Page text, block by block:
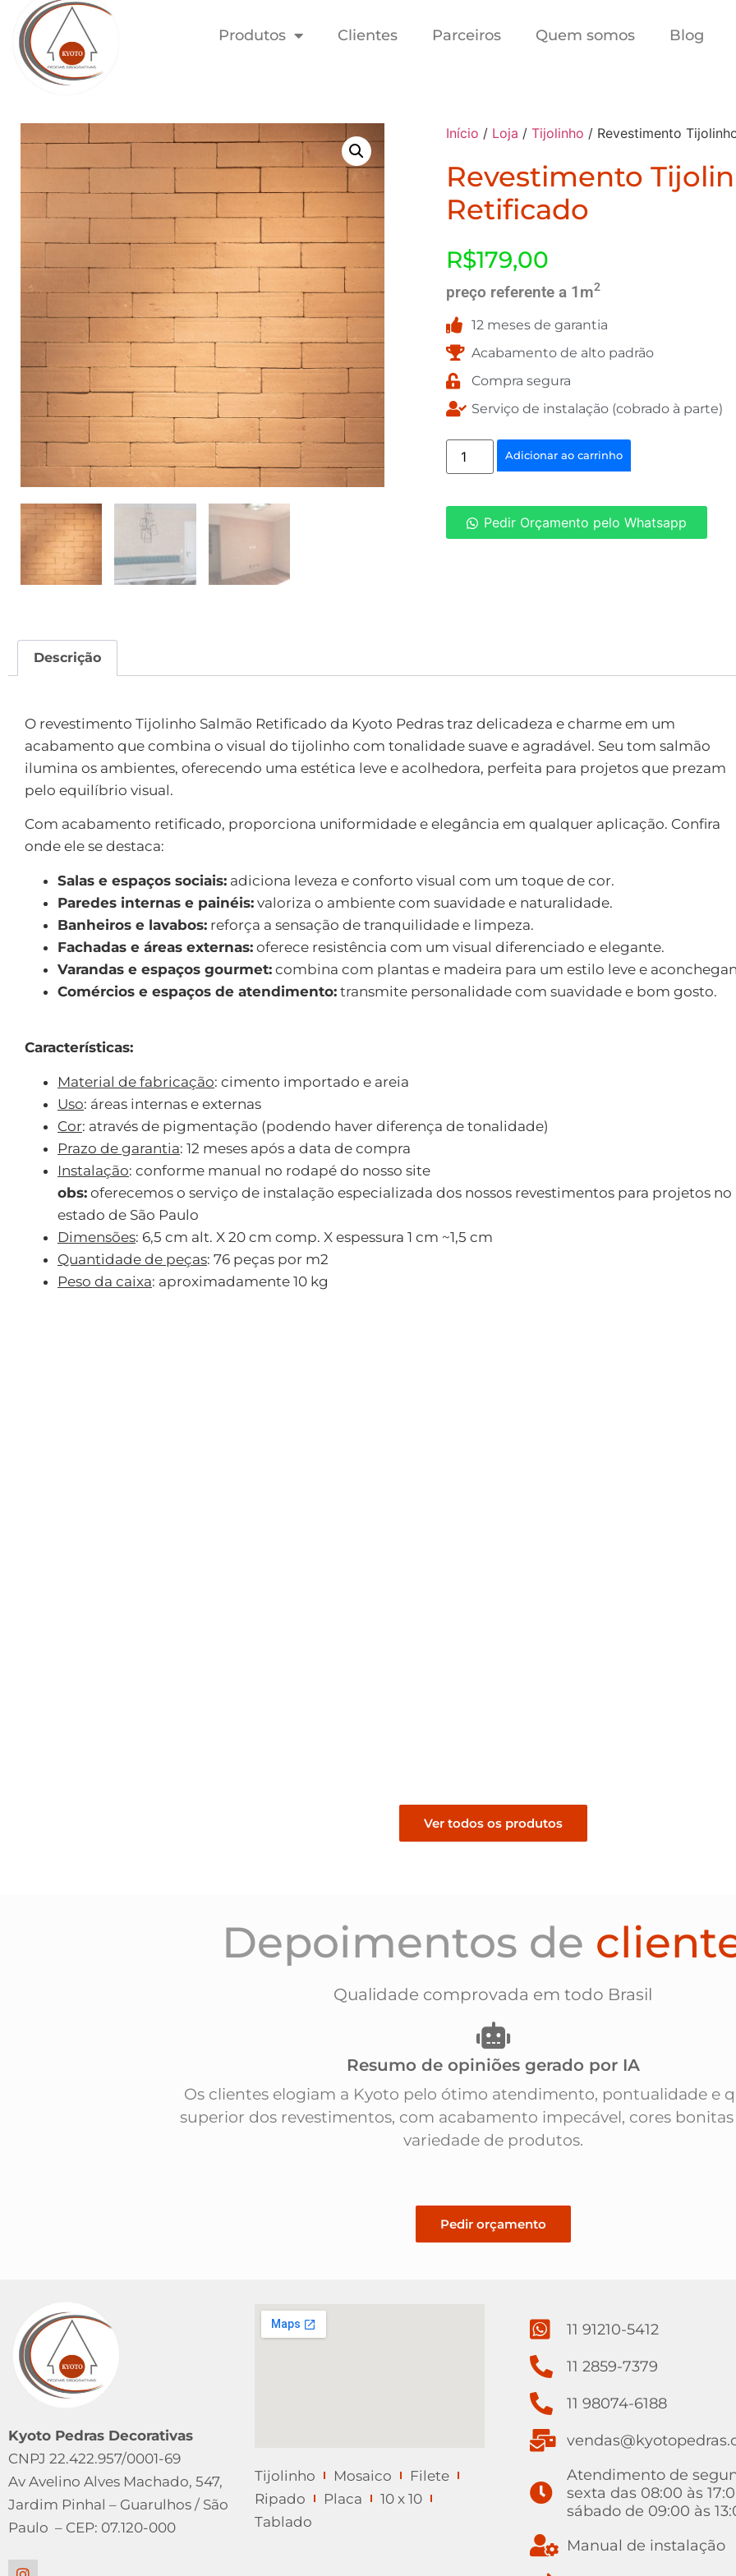
Produtos Clientes Parceiros Quem somos Blog
Início / Loja / Tijolinho / Revestimento
Revestimento
Retificado
R$179,00
preço referente a 1m2
12 meses de garantia
Acabamento de alto padrão
Compra segura
Serviço de instalação (cobrado à parte)
Adicionar ao carrinho
Pedir Orçamento pelo Whatsapp
Descrição
O revestimento Tijolinho Salmão Retificado da Kyoto Pedras traz delicadeza e charme em um
acabamento que combina o visual do tijolinho com tonalidade suave e agradável. Seu tom salmão
ilumina os ambientes, oferecendo uma estética leve e acolhedora, perfeita para projetos que prezam
pelo equilíbrio visual.
Com acabamento retificado, proporciona uniformidade e elegância em qualquer aplicação. Confira
onde ele se destaca:
Salas e espaços sociais: adiciona leveza e conforto visual com um toque de cor.
Paredes internas e painéis: valoriza o ambiente com suavidade e naturalidade.
Banheiros e lavabos: reforça a sensação de tranquilidade e limpeza.
Fachadas e áreas externas: oferece resistência com um visual diferenciado e elegante.
Varandas e espaços gourmet: combina com plantas e madeira para um estilo leve e
Comércios e espaços de atendimento: transmite personalidade com suavidade e bom gosto.
Características:
Material de fabricação: cimento importado e areia
Uso: áreas internas e externas
Cor: através de pigmentação (podendo haver diferença de tonalidade)
Prazo de garantia: 12 meses após a data de compra
Instalação: conforme manual no rodapé do nosso site
obs: oferecemos o serviço de instalação especializada dos nossos revestimentos para projetos no
estado de São Paulo
Dimensões: 6,5 cm alt. X 20 cm comp. X espessura 1 cm ~1,5 cm
Quantidade de peças: 76 peças por m2
Peso da caixa: aproximadamente 10 kg
Ver todos os produtos
Depoimentos de
Qualidade comprovada em todo Brasil
Resumo de opiniões gerado por IA
Os clientes elogiam a Kyoto pelo ótimo atendimento, pontualidade e
superior dos revestimentos, com acabamento impecável, cores
variedade de produtos.
Pedir orçamento
Kyoto Pedras Decorativas
CNPJ 22.422.957/0001-69
Av Avelino Alves Machado, 547,
Jardim Pinhal – Guarulhos / São
Paulo – CEP: 07.120-000
Tijolinho Mosaico
Filete
Ripado
Placa
10 x 10
Tablado
11 91210-5412
11 2859-7379
11 98074-6188
Atendimento de
sexta das 08:00 às
sábado de 09:00 às
Manual de instalação